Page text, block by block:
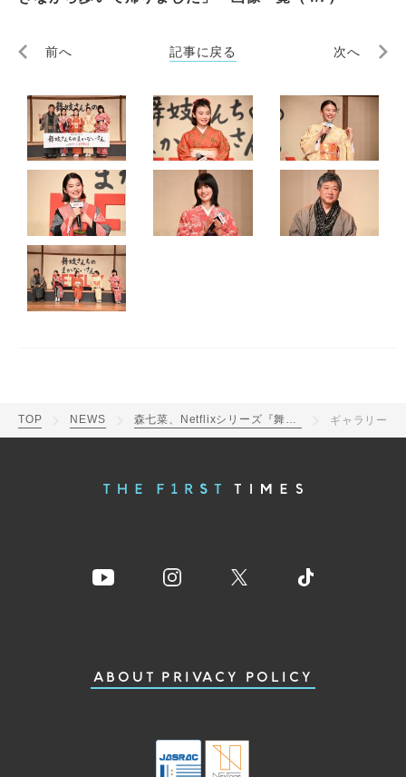
前へ 記事に戻る 次へ
TOP NEWS 森七菜、Netflixシリーズ『舞妓さんちのまかないさん』プレミアイベントで撮影秘話を披露！「渋谷を泣きながら歩いて帰りました」 ギャラリー
ABOUT PRIVACY POLICY